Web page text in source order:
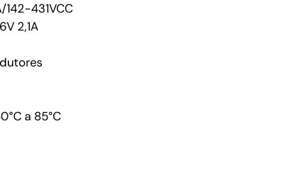
431VCC
2,1A
a 85°C